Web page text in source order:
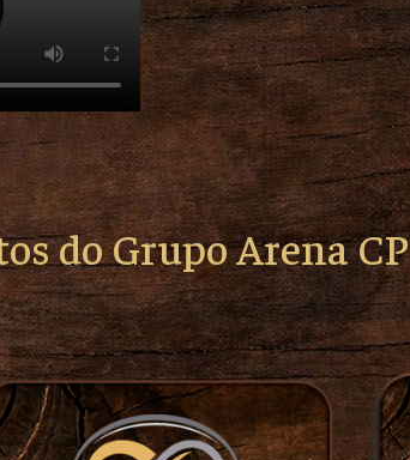
do Grupo Arena CP